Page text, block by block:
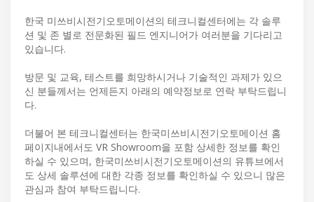
한국 미쓰비시전기오토메이션의 테크니컬센터에는 각 솔루
션 및 존 별로 전문화된 필드 엔지니어가 여러분을 기다리고
있습니다.
방문 및 교육, 테스트를 희망하시거나 기술적인 과제가 있으
신 분들께서는 언제든지 아래의 예약정보로 연락 부탁드립니
다.
더불어 본 테크니컬센터는 한국미쓰비시전기오토메이션 홈
페이지내에서도 VR Showroom을 포함 상세한 정보를 확인
하실 수 있으며, 한국미쓰비시전기오토메이션의 유튜브에서
도 상세 솔루션에 대한 각종 정보를 확인하실 수 있으니 많은
관심과 참여 부탁드립니다.